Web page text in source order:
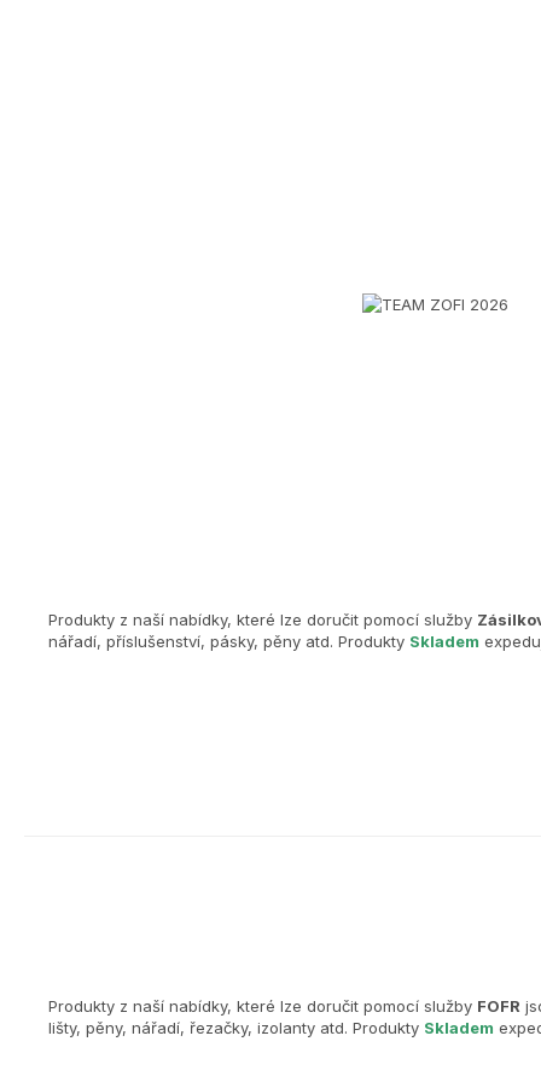
Produkty z naší nabídky, které lze doručit pomocí služby
nářadí, příslušenství, pásky, pěny atd. Produkty Skladem
Produkty z naší nabídky, které lze doručit pomocí služby FOFR
lišty, pěny, nářadí, řezačky, izolanty atd. Produkty Skladem